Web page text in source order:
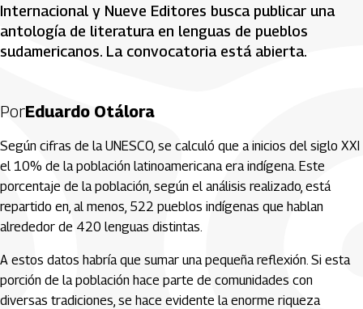
Internacional y Nueve Editores busca publicar una
antología de literatura en lenguas de pueblos
sudamericanos. La convocatoria está abierta.
PorEduardo Otálora
Según cifras de la UNESCO, se calculó que a inicios del siglo XXI
el 10% de la población latinoamericana era indígena. Este
porcentaje de la población, según el análisis realizado, está
repartido en, al menos, 522 pueblos indígenas que hablan
alrededor de 420 lenguas distintas.
A estos datos habría que sumar una pequeña reflexión. Si esta
porción de la población hace parte de comunidades con
diversas tradiciones, se hace evidente la enorme riqueza